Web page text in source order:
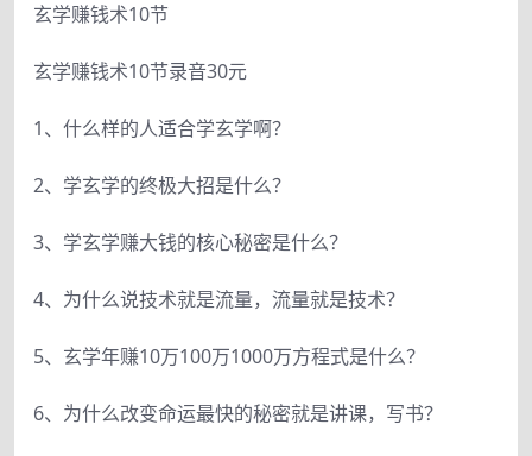
玄学赚钱术10节
玄学赚钱术10节录音30元
1、什么样的人适合学玄学啊？
2、学玄学的终极大招是什么？
3、学玄学赚大钱的核心秘密是什么？
4、为什么说技术就是流量，流量就是技术？
5、玄学年赚10万100万1000万方程式是什么？
6、为什么改变命运最快的秘密就是讲课，写书？